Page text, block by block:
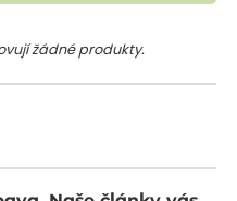
žádné produkty.